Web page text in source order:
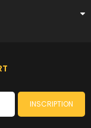
INSCRIPTION